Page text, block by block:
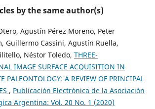
by the same author(s)
Agustín Pérez Moreno, Peter
Guillermo Cassini, Agustín Ruella,
Néstor Toledo, THREE-
IMAGE SURFACE ACQUISITION IN
PALEONTOLOGY: A REVIEW OF PRINCIPAL
, Publicación Electrónica de la Asociación
Argentina: Vol. 20 No. 1 (2020)